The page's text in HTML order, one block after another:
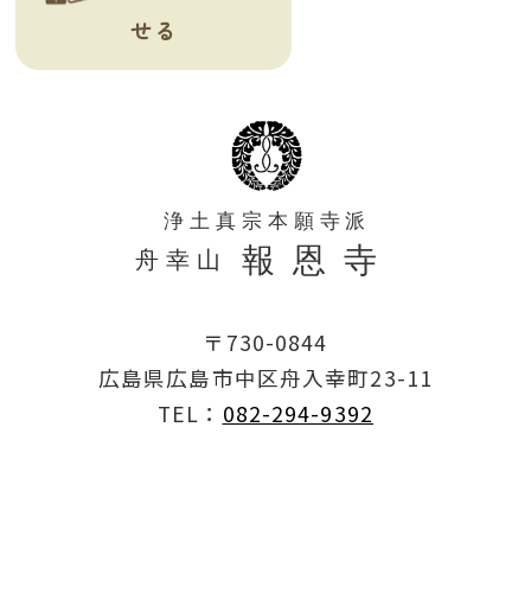
せる
〒730-0844
広島県広島市中区舟入幸町23-11
TEL： 082-294-9392